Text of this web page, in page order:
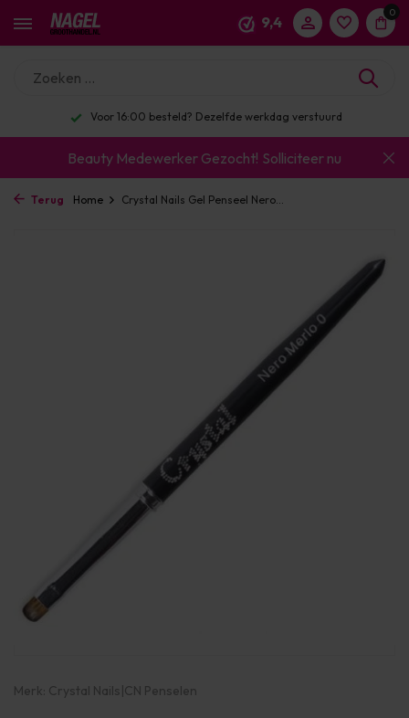
9,4
0
Voor 16:00 besteld? Dezelfde werkdag verstuurd
Beauty Medewerker Gezocht! Solliciteer nu
Terug Home Crystal Nails Gel Penseel Nero...
Merk: Crystal Nails|CN Penselen